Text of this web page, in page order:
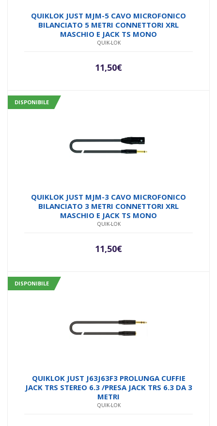
QUIKLOK JUST MJM-5 CAVO MICROFONICO
BILANCIATO 5 METRI CONNETTORI XRL
MASCHIO E JACK TS MONO
QUIK-LOK
11,50€
DISPONIBILE
QUIKLOK JUST MJM-3 CAVO MICROFONICO
BILANCIATO 3 METRI CONNETTORI XRL
MASCHIO E JACK TS MONO
QUIK-LOK
11,50€
DISPONIBILE
QUIKLOK JUST J63J63F3 PROLUNGA CUFFIE
JACK TRS STEREO 6.3 /PRESA JACK TRS 6.3 DA 3
METRI
QUIK-LOK